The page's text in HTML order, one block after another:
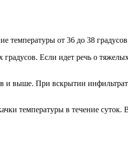
от 36 до 38
Если идет речь о
выше. При вскрытии
температуры в течение суток.